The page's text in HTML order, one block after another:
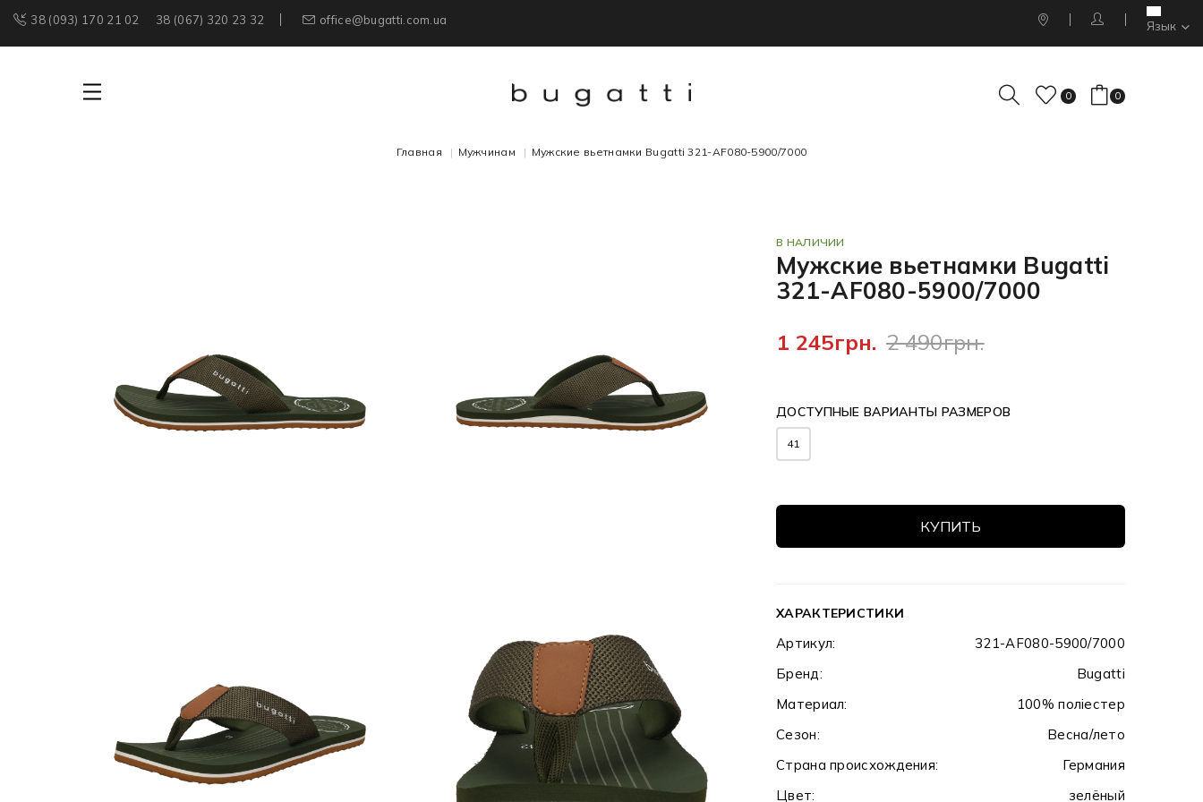
38 (093) 170 21 02 38 (067) 320 23 32 office@bugatti.com.ua Язык
0 0
Главная Мужчинам Мужские вьетнамки Bugatti 321-AF080-5900/7000
В НАЛИЧИИ
Мужские вьетнамки Bugatti
321-AF080-5900/7000
1 245грн. 2 490грн.
ДОСТУПНЫЕ ВАРИАНТЫ РАЗМЕРОВ
41
КУПИТЬ
ХАРАКТЕРИСТИКИ
Артикул:
321-AF080-5900/7000
Бренд:
Bugatti
Материал:
100% поліестер
Сезон:
Весна/лето
Страна происхождения:
Германия
Цвет:
зелёный